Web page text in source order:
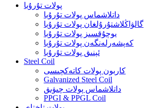
پولات تۇرۇبا
داتلاشماس پولات تۇرۇبا
گالۋاڭلاشتۇرۇلغان پولات تۇرۇبا
يوچۇقسىز پولات تۇرۇبا
كەپشەرلەنگەن پولات تۇرۇبا
ئېنىق پولات تۇرۇبا
Steel Coil
كاربون پولات كاتەكچىسى
Galvanized Steel Coil
داتلاشماس پولات چىۋىق
PPGI & PPGL Coil